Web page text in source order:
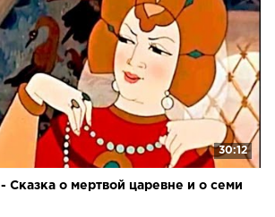
30:12
Сказка о мертвой царевне и о семи